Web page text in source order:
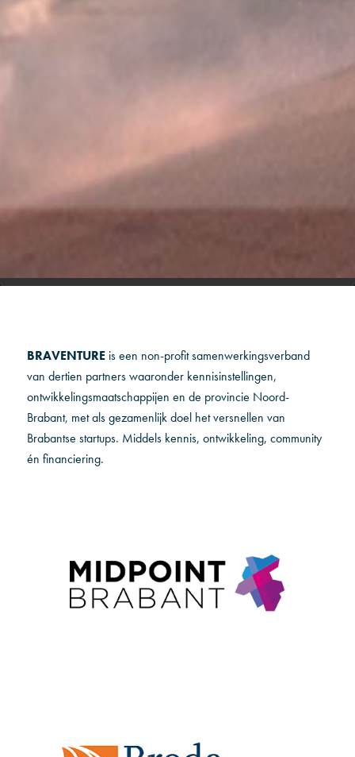
BRAVENTURE is een non-profit samenwerkingsverband
van dertien partners waaronder kennisinstellingen,
ontwikkelingsmaatschappijen en de provincie Noord-
Brabant, met als gezamenlijk doel het versnellen van
Brabantse startups. Middels kennis, ontwikkeling, community
én financiering.